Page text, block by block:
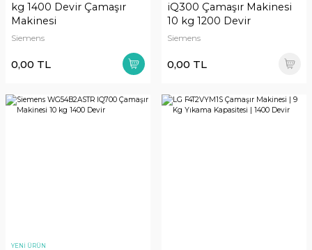
kg 1400 Devir Çamaşır
Makinesi
Siemens
0,00 TL
iQ300 Çamaşır Makinesi
10 kg 1200 Devir
Siemens
0,00 TL
YENİ ÜRÜN